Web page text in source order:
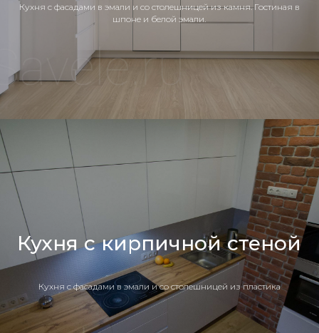
Кухня c фасадами в эмали и со столешницей из камня. Гостиная в
шпоне и белой эмали.
Кухня с кирпичной стеной
Кухня c фасадами в эмали и со столешницей из пластика